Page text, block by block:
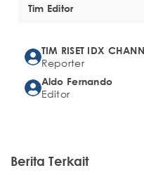
Tim Editor
TIM RISET IDX
Reporter
Aldo Fernando
Editor
Berita Terkait